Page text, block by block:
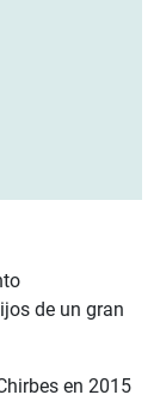
de un gran
en 2015